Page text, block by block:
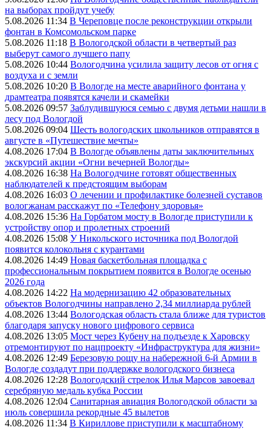
на выборах пройдут учебу
5.08.2026 11:34 В Череповце после реконструкции открыли
фонтан в Комсомольском парке
5.08.2026 11:18 В Вологодской области в четвертый раз
выберут самого лучшего папу
5.08.2026 10:44 Вологодчина усилила защиту лесов от огня с
воздуха и с земли
5.08.2026 10:20 В Вологде на месте аварийного фонтана у
драмтеатра появятся качели и скамейки
5.08.2026 09:57 Заблудившуюся семью с двумя детьми нашли в
лесу под Вологдой
5.08.2026 09:04 Шесть вологодских школьников отправятся в
августе в «Путешествие мечты»
4.08.2026 17:04 В Вологде объявлены даты заключительных
экскурсий акции «Огни вечерней Вологды»
4.08.2026 16:38 На Вологодчине готовят общественных
наблюдателей к предстоящим выборам
4.08.2026 16:03 О лечении и профилактике болезней суставов
вологжанам расскажут по «Телефону здоровья»
4.08.2026 15:36 На Горбатом мосту в Вологде приступили к
устройству опор и пролетных строений
4.08.2026 15:08 У Никольского источника под Вологдой
появится колокольня с курантами
4.08.2026 14:49 Новая баскетбольная площадка с
профессиональным покрытием появится в Вологде осенью
2026 года
4.08.2026 14:22 На модернизацию 42 образовательных
объектов Вологодчины направлено 2,34 миллиарда рублей
4.08.2026 13:44 Вологодская область стала ближе для туристов
благодаря запуску нового цифрового сервиса
4.08.2026 13:05 Мост через Кубену на подъезде к Харовску
отремонтируют по нацпроекту «Инфраструктура для жизни»
4.08.2026 12:49 Березовую рощу на набережной 6-й Армии в
Вологде создадут при поддержке вологодского бизнеса
4.08.2026 12:28 Вологодский стрелок Илья Марсов завоевал
серебряную медаль кубка России
4.08.2026 12:04 Санитарная авиация Вологодской области за
июль совершила рекордные 45 вылетов
4.08.2026 11:34 В Кириллове приступили к масштабному